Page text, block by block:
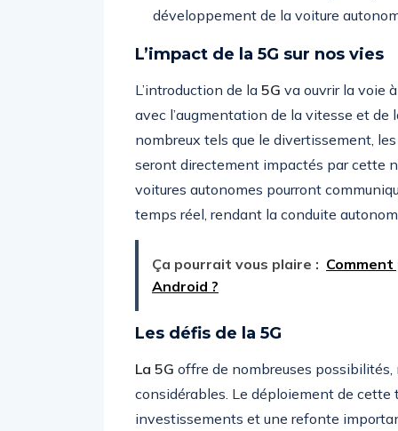
développement de la voiture
L’impact de la 5G sur nos vies
L’introduction de la 5G va ouvrir la voie
avec l’augmentation de la vitesse et de
nombreux tels que le divertissement,
seront directement impactés par cette
voitures autonomes pourront
temps réel, rendant la conduite
Ça pourrait vous plaire :
Android ?
Les défis de la 5G
La 5G offre de nombreuses
considérables. Le déploiement de
investissements et une refonte